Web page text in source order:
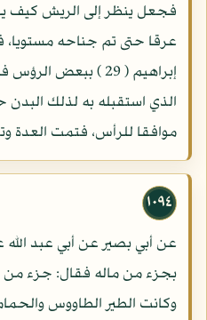
فجعل ينظر إلى الريش كيف
عرقا حتى تم جناحه مستويا،
إبراهيم ( 29 ) ببعض
الذي استقبله به لذلك البدن
موافقا للرأس، فتمت العدة
١٠٩٤
عن أبي بصير عن أبي عبد
بجزء من ماله فقال: جزء
وكانت الطير الطاووس